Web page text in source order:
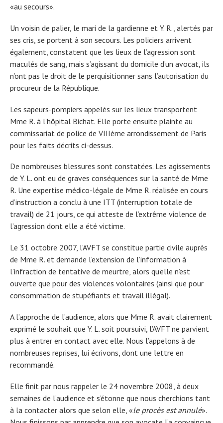
«au secours».
Un voisin de palier, le mari de la gardienne et Y. R., alertés par
ses cris, se portent à son secours. Les policiers arrivent
également, constatent que les lieux de l’agression sont
maculés de sang, mais s’agissant du domicile d’un avocat, ils
n’ont pas le droit de le perquisitionner sans l’autorisation du
procureur de la République.
Les sapeurs-pompiers appelés sur les lieux transportent
Mme R. à l’hôpital Bichat. Elle porte ensuite plainte au
commissariat de police de VIIIème arrondissement de Paris
pour les faits décrits ci-dessus.
De nombreuses blessures sont constatées. Les agissements
de Y. L. ont eu de graves conséquences sur la santé de Mme
R. Une expertise médico-légale de Mme R. réalisée en cours
d’instruction a conclu à une ITT (interruption totale de
travail) de 21 jours, ce qui atteste de l’extrême violence de
l’agression dont elle a été victime.
Le 31 octobre 2007, l’AVFT se constitue partie civile auprès
de Mme R. et demande l’extension de l’information à
l’infraction de tentative de meurtre, alors qu’elle n’est
ouverte que pour des violences volontaires (ainsi que pour
consommation de stupéfiants et travail illégal).
A l’approche de l’audience, alors que Mme R. avait clairement
exprimé le souhait que Y. L. soit poursuivi, l’AVFT ne parvient
plus à entrer en contact avec elle. Nous l’appelons à de
nombreuses reprises, lui écrivons, dont une lettre en
recommandé.
Elle finit par nous rappeler le 24 novembre 2008, à deux
semaines de l’audience et s’étonne que nous cherchions tant
à la contacter alors que selon elle, «le procès est annulé».